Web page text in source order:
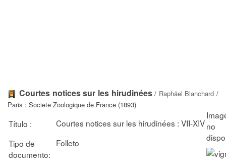
Courtes notices sur les hirudinées/ Raphäel Blanchard /
Paris : Societe Zoologique de France (1893)
Título :
Courtes notices sur les hirudinées : VII-XIV
Tipo de
documento:
Folleto